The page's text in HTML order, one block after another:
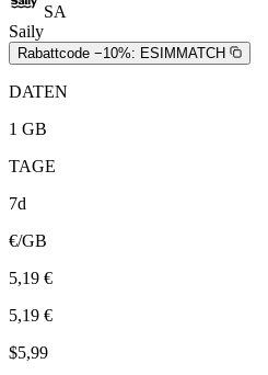
SA
Saily
Rabattcode −10%: ESIMMATCH
DATEN
1 GB
TAGE
7d
€/GB
5,19 €
5,19 €
$5,99